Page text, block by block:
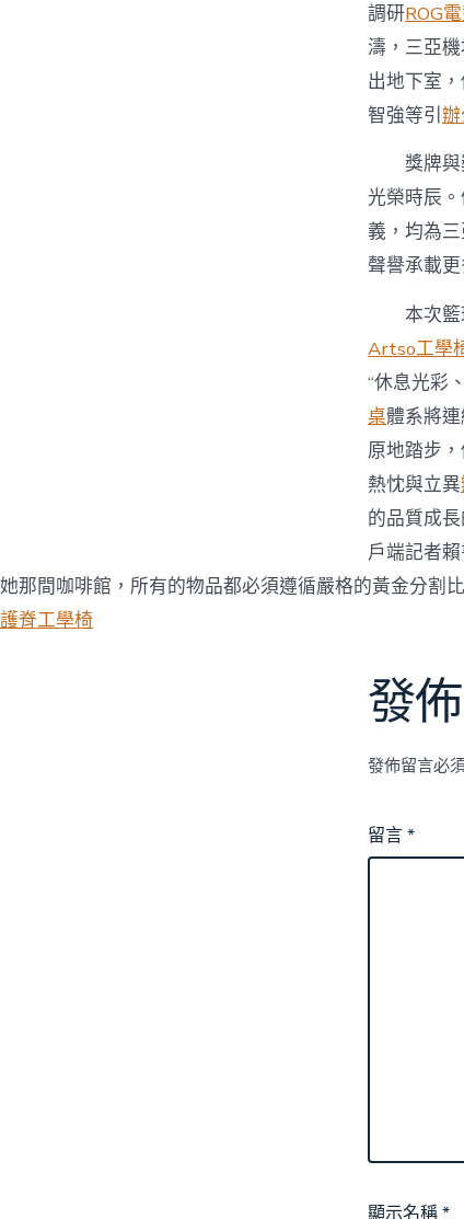
調研ROG
濤，三亞
出地下室
智強等引
獎牌
光榮時辰
義，均為
聲譽承載
本次
Artso工學
“休息光彩
桌體系將
原地踏步
熱忱與立異
的品質成
戶端記者賴
她那間咖啡館，所有的物品都必須遵循嚴格的黃金分割
護脊工學椅
發
發佈留言必
留言*
顯示名稱*